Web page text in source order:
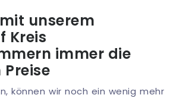
unserem
Kreis
immer die
können wir noch ein wenig mehr